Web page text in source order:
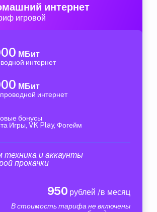
интернет
игровой
МБит
интернет
МБит
интернет
бонусы
Игры, VK Play, Фогейм
техника и аккаунты
прокачки
950 рублей /в месяц
В стоимость тарифа не включены